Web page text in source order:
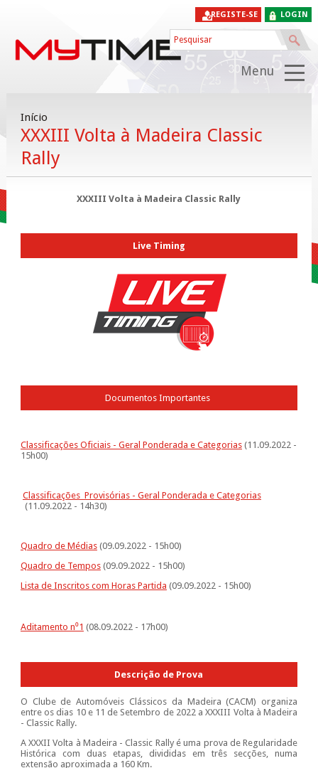
LOGIN
REGISTE-SE
Menu
Início
XXXIII Volta à Madeira Classic
Rally
XXXIII Volta à Madeira Classic Rally
Live Timing
Documentos Importantes
Classificações Oficiais - Geral Ponderada e Categorias(11.09.2022 -
15h00)
Classificações Provisórias - Geral Ponderada e Categorias
(11.09.2022 - 14h30)
Quadro de Médias (09.09.2022 - 15h00)
Quadro de Tempos(09.09.2022 - 15h00)
Lista de Inscritos com Horas Partida (09.09.2022 - 15h00)
Aditamento n⁰1 (08.09.2022 - 17h00)
Descrição de Prova
O Clube de Automóveis Clássicos da Madeira (CACM) organiza
entre os dias 10 e 11 de Setembro de 2022 a XXXIII Volta à Madeira
- Classic Rally.
A XXXII Volta à Madeira - Classic Rally é uma prova de Regularidade
Histórica com duas etapas, divididas em três secções, numa
extensão aproximada a 160 Km.